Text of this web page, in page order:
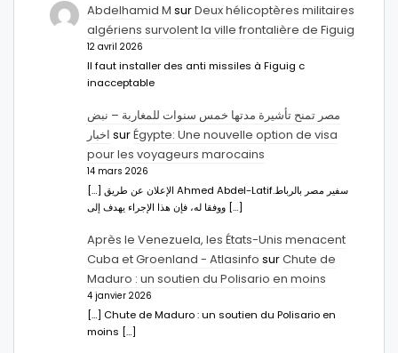
Abdelhamid M surDeux hélicoptères militaires
algériens survolent la ville frontalière de Figuig
12 avril 2026
Il faut installer des anti missiles à Figuig c
inacceptable
مصر تمنح تأشيرة مدتها خمس سنوات للمغاربة – نبض
اخبار surÉgypte: Une nouvelle option de visa
pour les voyageurs marocains
14 mars 2026
[…] الإعلان عن طريق Ahmed Abdel-Latifسفير مصر بالرباط.
ووفقا له، فإن هذا الإجراء يهدف إلى […]
Après le Venezuela, les États-Unis menacent
Cuba et Groenland - Atlasinfo surChute de
Maduro : un soutien du Polisario en moins
4 janvier 2026
[…] Chute de Maduro : un soutien du Polisario en
moins […]